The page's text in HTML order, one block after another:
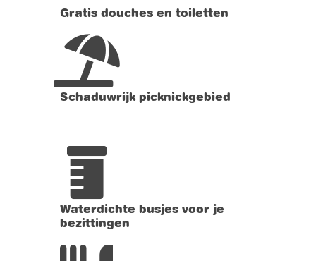
Gratis douches en toiletten
Schaduwrijk picknickgebied
Waterdichte busjes voor je
bezittingen